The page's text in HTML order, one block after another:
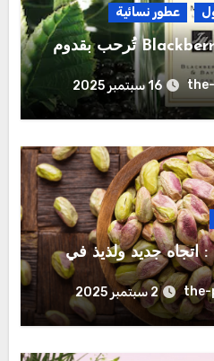
عطور نسائية
عطور التوت الأسود Blackberry تُرحب بقدوم
16 سبتمبر 2025
اتجاه جديد ولذيذ في
the- 2 سبتمبر 2025